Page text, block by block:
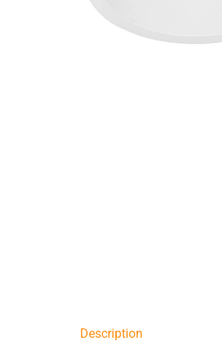
Description